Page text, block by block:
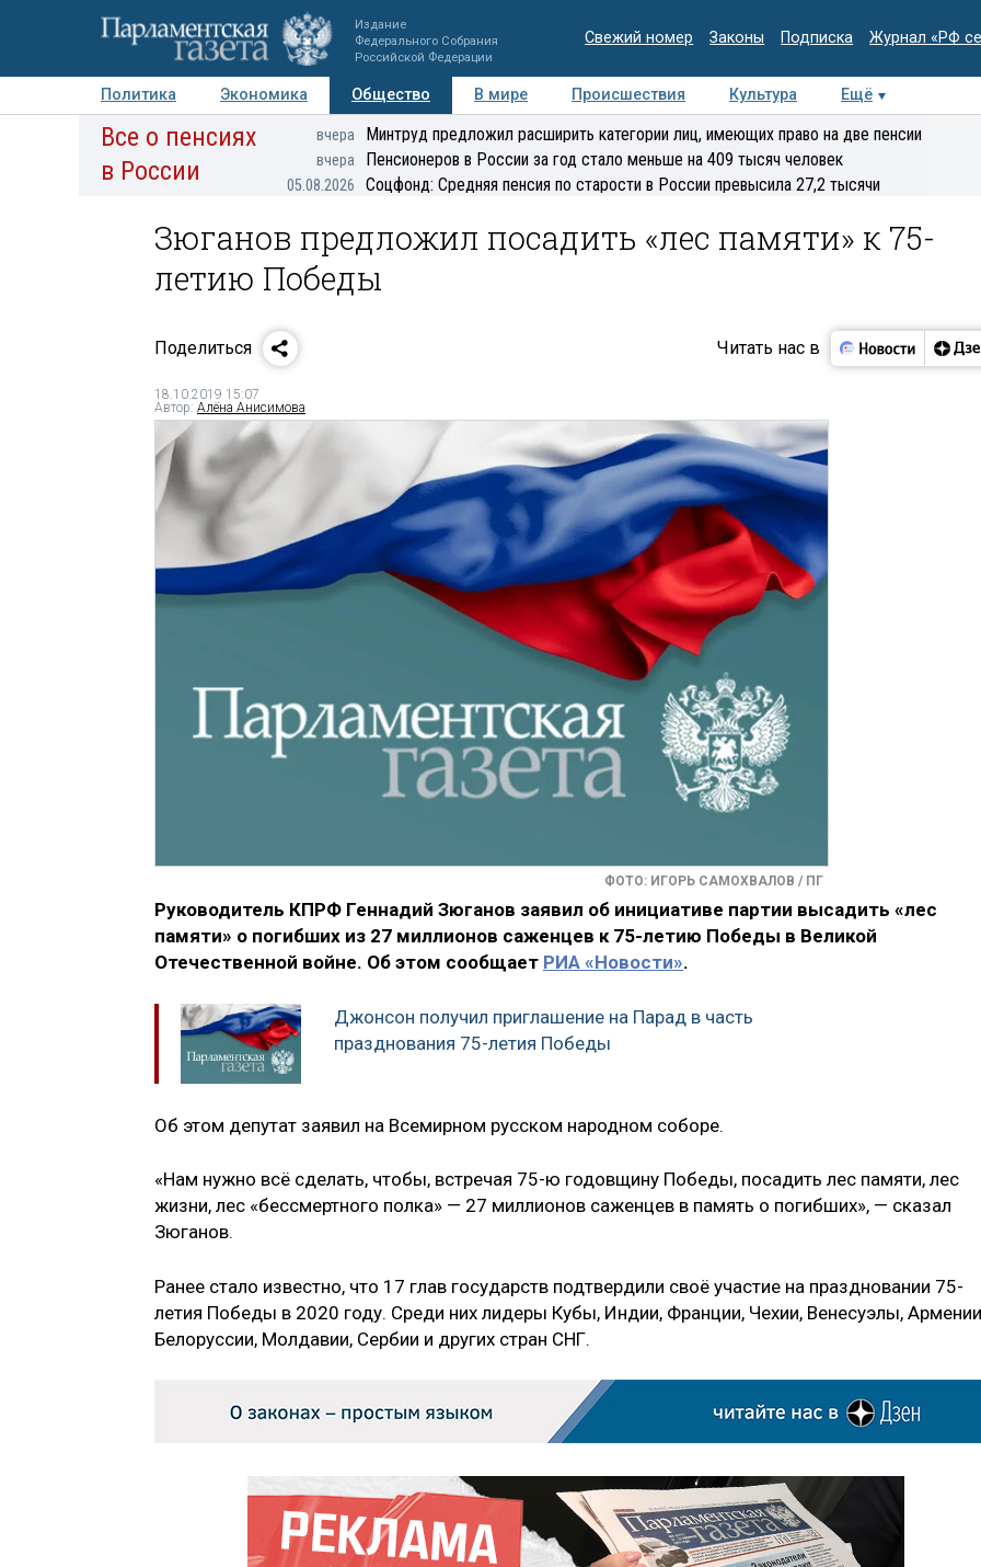
Издание
Федерального Собрания
Российской Федерации
Свежий номер Законы Подписка Журнал «РФ
Политика Экономика Общество В мире Происшествия Культура
Ещё
Авторы Персоны Мнения Регионы Медиацентр Интервью Колумнисты
Все о пенсиях
в России
вчера Минтруд предложил расширить категории лиц, имеющих право на две пенсии
вчера Пенсионеров в России за год стало меньше на 409 тысяч человек
05.08.2026 Соцфонд: Средняя пенсия по старости в России превысила 27,2 тысячи
Зюганов предложил посадить «лес памяти» к 75-
летию Победы
Поделиться Читать нас в
18.10.2019 15:07
Автор: Алёна Анисимова
ФОТО: ИГОРЬ САМОХВАЛОВ / ПГ
Руководитель КПРФ Геннадий Зюганов заявил об инициативе партии высадить «лес
памяти» о погибших из 27 миллионов саженцев к 75-летию Победы в Великой
Отечественной войне. Об этом сообщает РИА «Новости».
Джонсон получил приглашение на Парад в часть
празднования 75-летия Победы
Об этом депутат заявил на Всемирном русском народном соборе.
«Нам нужно всё сделать, чтобы, встречая 75-ю годовщину Победы, посадить лес памяти, лес
жизни, лес «бессмертного полка» — 27 миллионов саженцев в память о погибших», — сказал
Зюганов.
Ранее стало известно, что 17 глав государств подтвердили своё участие на праздновании 75-
летия Победы в 2020 году. Среди них лидеры Кубы, Индии, Франции, Чехии, Венесуэлы,
Белоруссии, Молдавии, Сербии и других стран СНГ.